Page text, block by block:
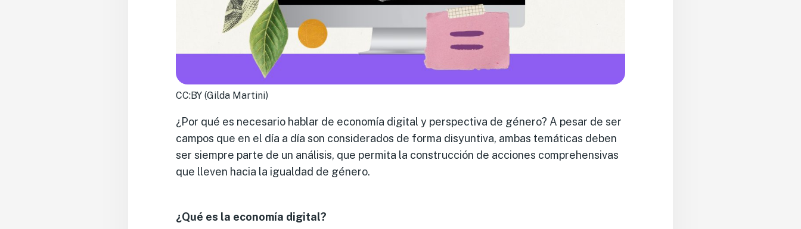
CC:BY (Gilda Martini)
¿Por qué es necesario hablar de economía digital y perspectiva de género? A pesar de ser
campos que en el día a día son considerados de forma disyuntiva, ambas temáticas deben
ser siempre parte de un análisis, que permita la construcción de acciones comprehensivas
que lleven hacia la igualdad de género.
¿Qué es la economía digital?